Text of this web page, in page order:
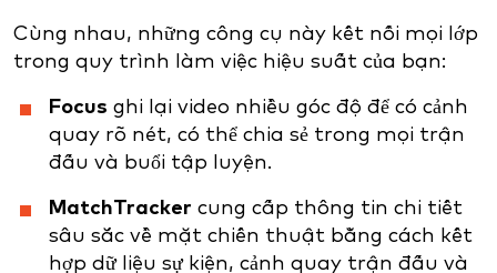
Cùng nhau, những công cụ này kết nối mọi lớp
trong quy trình làm việc hiệu suất của bạn:
Focus ghi lại video nhiều góc độ để có cảnh
quay rõ nét, có thể chia sẻ trong mọi trận
đấu và buổi tập luyện.
MatchTracker cung cấp thông tin chi tiết
sâu sắc về mặt chiến thuật bằng cách kết
hợp dữ liệu sự kiện, cảnh quay trận đấu và